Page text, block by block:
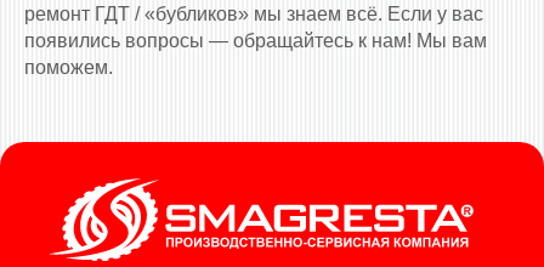
ремонт ГДТ / «бубликов» мы знаем всё. Если у вас
появились вопросы — обращайтесь к нам! Мы вам
поможем.